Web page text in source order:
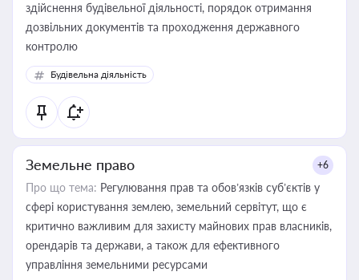
здійснення будівельної діяльності, порядок отримання
дозвільних документів та проходження державного
контролю
Будівельна діяльність
Земельне право +6
Про що тема: Регулювання прав та обов’язків суб’єктів у
сфері користування землею, земельний сервітут, що є
критично важливим для захисту майнових прав власників,
орендарів та держави, а також для ефективного
управління земельними ресурсами